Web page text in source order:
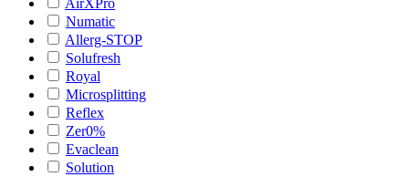
AirXPro
Numatic
Allerg-STOP
Solufresh
Royal
Microsplitting
Reflex
Zer0%
Evaclean
Solution